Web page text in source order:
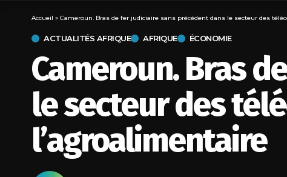
Accueil » Cameroun. Bras de fer judiciaire sans précédent dans le secteur des
ACTUALITÉS AFRIQUE AFRIQUE ÉCONOMIE
Cameroun. Bras
le secteur des
l’agroalimentaire